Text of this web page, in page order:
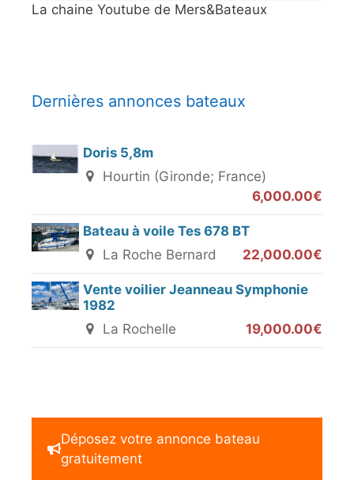
La chaine Youtube de Mers&Bateaux
Dernières annonces bateaux
Doris 5,8m
Hourtin (Gironde; France)
6,000.00€
Bateau à voile Tes 678 BT
La Roche Bernard
22,000.00€
Vente voilier Jeanneau Symphonie
1982
La Rochelle
19,000.00€
Déposez votre annonce bateau
gratuitement